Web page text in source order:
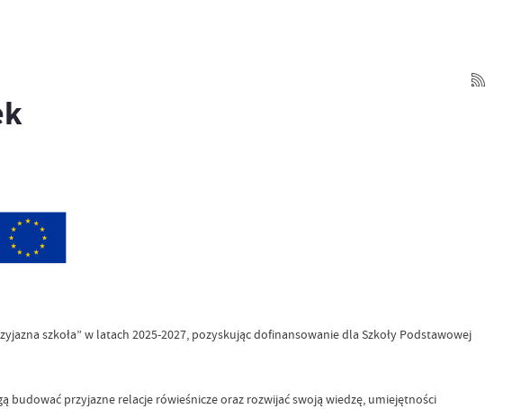
szkoła” w latach 2025-2027, pozyskując dofinansowanie dla Szkoły Podstawowej
budować przyjazne relacje rówieśnicze oraz rozwijać swoją wiedzę, umiejętności